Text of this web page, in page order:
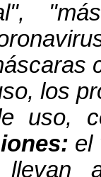
los
uso,
el